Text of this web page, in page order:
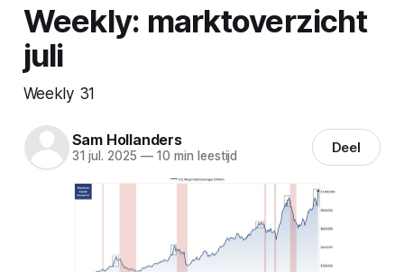
Weekly: marktoverzicht
juli
Weekly 31
Sam Hollanders
31 jul. 2025 —10 min leestijd Deel